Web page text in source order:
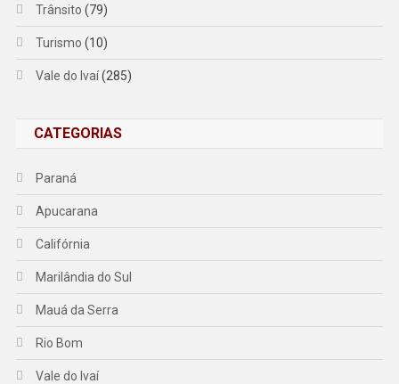
Trânsito (79)
Turismo (10)
Vale do Ivaí(285)
CATEGORIAS
Paraná
Apucarana
Califórnia
Marilândia do Sul
Mauá da Serra
Rio Bom
Vale do Ivaí